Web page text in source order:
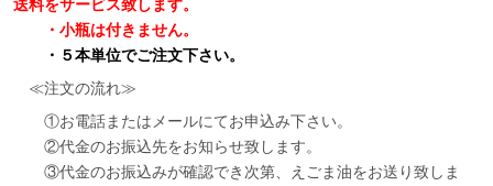
送料をサービス致します。
・小瓶は付きません。
・５本単位でご注文下さい。
≪注文の流れ≫
①お電話またはメールにてお申込み下さい。
②代金のお振込先をお知らせ致します。
③代金のお振込みが確認でき次第、えごま油をお送り致しま